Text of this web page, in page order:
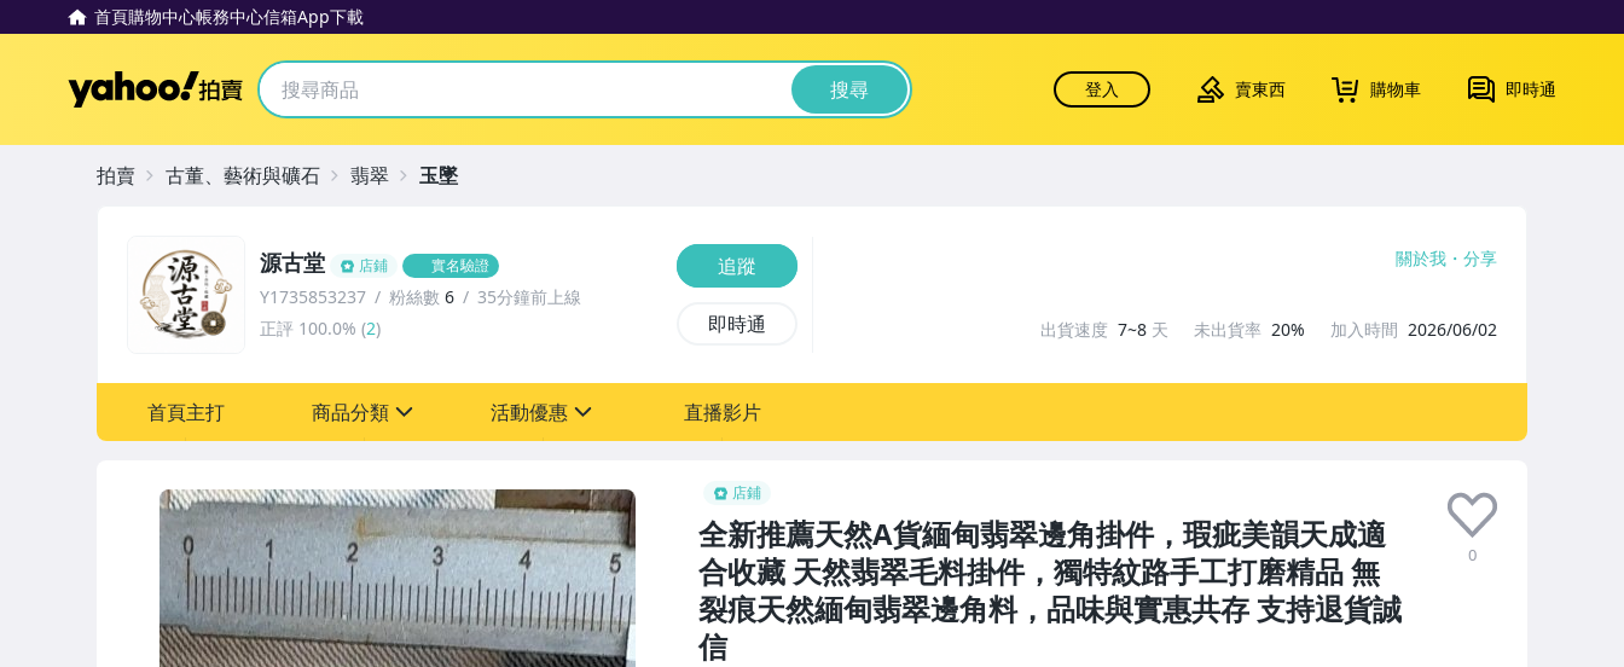
首頁購物中心帳務中心信箱App下載
Yahoo拍賣 搜尋 登入 賣東西 購物車 即時通
店鋪
全新推薦天然A貨緬甸翡翠邊角掛件，瑕疵美韻天成適
合收藏 天然翡翠毛料掛件，獨特紋路手工打磨精品 無
裂痕天然緬甸翡翠邊角料，品味與實惠共存 支持退貨誠
信
0
源古堂 店鋪 實名驗證
Y1735853237 粉絲數 6
35分鐘前上線
正評 100.0% (2)
追蹤
即時通
關於我 分享
出貨速度 7~8 天 未出貨率 20% 加入時間 2026/06/02
首頁主打 商品分類 活動優惠
[全店] 粉絲專享
直播影片
拍賣 古董、藝術與礦石 翡翠 玉墜